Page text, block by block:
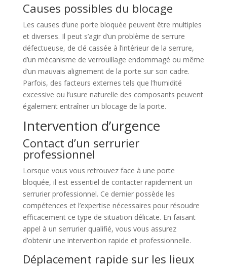
Causes possibles du blocage
Les causes d’une porte bloquée peuvent être multiples
et diverses. Il peut s’agir d’un problème de serrure
défectueuse, de clé cassée à l’intérieur de la serrure,
d’un mécanisme de verrouillage endommagé ou même
d’un mauvais alignement de la porte sur son cadre.
Parfois, des facteurs externes tels que l’humidité
excessive ou l’usure naturelle des composants peuvent
également entraîner un blocage de la porte.
Intervention d’urgence
Contact d’un serrurier
professionnel
Lorsque vous vous retrouvez face à une porte
bloquée, il est essentiel de contacter rapidement un
serrurier professionnel. Ce dernier possède les
compétences et l’expertise nécessaires pour résoudre
efficacement ce type de situation délicate. En faisant
appel à un serrurier qualifié, vous vous assurez
d’obtenir une intervention rapide et professionnelle.
Déplacement rapide sur les lieux